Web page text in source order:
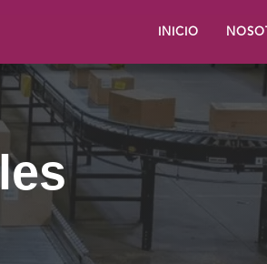
INICIO